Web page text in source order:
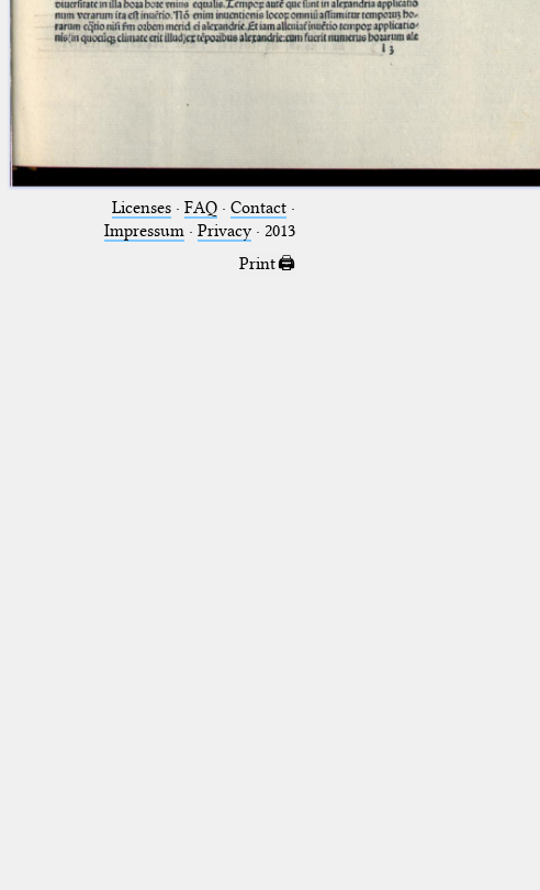
Images
Texts
Licenses· FAQ· Contact·
Impressum· Privacy· 2013
Print 🖨